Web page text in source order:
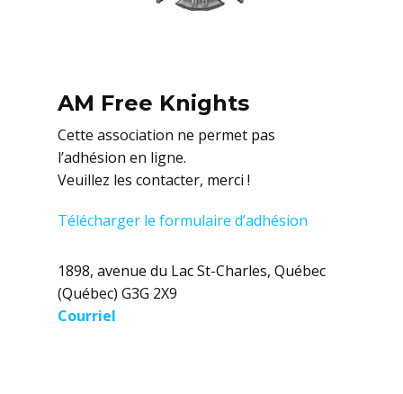
AM Free Knights
Cette association ne permet pas
l’adhésion en ligne.
Veuillez les contacter, merci !
Télécharger le formulaire d’adhésion
1898, avenue du Lac St-Charles, Québec
(Québec) G3G 2X9
Courriel